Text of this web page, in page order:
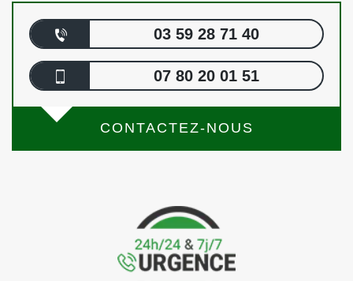
03 59 28 71 40
07 80 20 01 51
CONTACTEZ-NOUS